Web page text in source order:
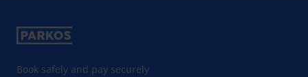
Book safely and pay securely